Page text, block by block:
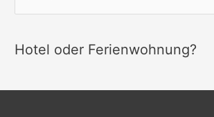
Hotel oder Ferienwohnung?